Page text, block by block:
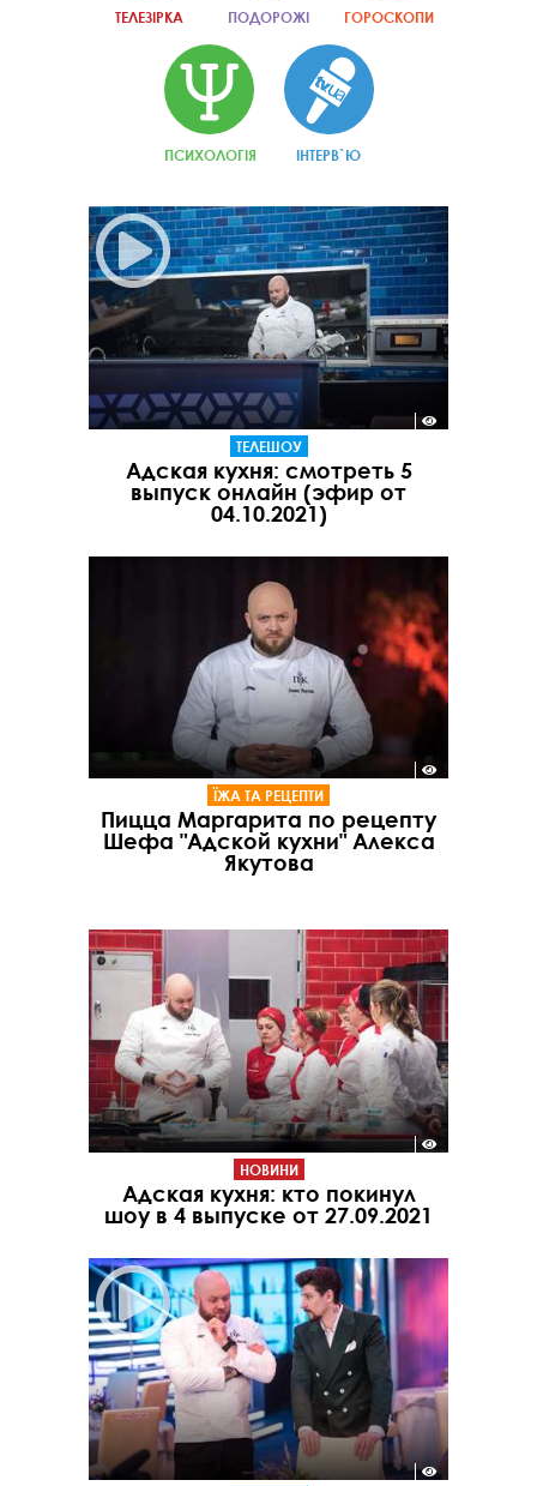
ТЕЛЕЗІРКА ПОДОРОЖІ ГОРОСКОПИ
ПСИХОЛОГІЯ ІНТЕРВ`Ю
ТЕЛЕШОУ
Адская кухня: смотреть 5
выпуск онлайн (эфир от
04.10.2021)
ЇЖА ТА РЕЦЕПТИ
Пицца Маргарита по рецепту
Шефа "Адской кухни" Алекса
Якутова
НОВИНИ
Адская кухня: кто покинул
шоу в 4 выпуске от 27.09.2021